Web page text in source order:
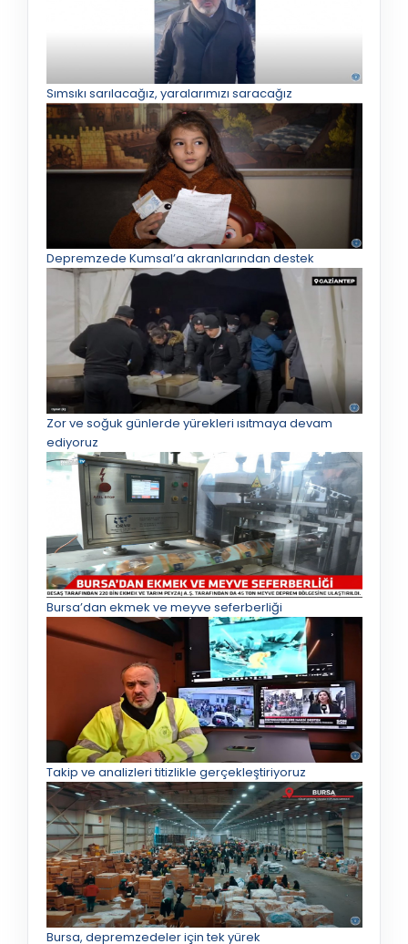
Sımsıkı sarılacağız, yaralarımızı saracağız
Depremzede Kumsal’a akranlarından destek
Zor ve soğuk günlerde yürekleri ısıtmaya devam
ediyoruz
Bursa’dan ekmek ve meyve seferberliği
Takip ve analizleri titizlikle gerçekleştiriyoruz
Bursa, depremzedeler için tek yürek